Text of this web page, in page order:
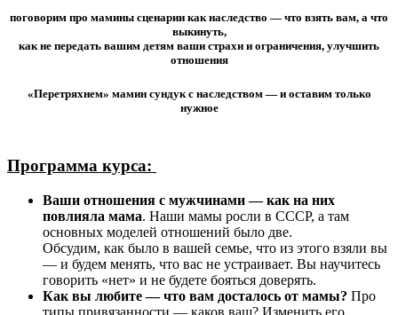
поговорим про мамины сценарии как наследство — что взять вам, а что
выкинуть,
как не передать вашим детям ваши страхи и ограничения, улучшить
отношения
«Перетряхнем» мамин сундук с наследством — и оставим только
нужное
Программа курса:
Ваши отношения с мужчинами — как на них
повлияла мама. Наши мамы росли в СССР, а там
основных моделей отношений было две.
Обсудим, как было в вашей семье, что из этого взяли вы
— и будем менять, что вас не устраивает. Вы научитесь
говорить «нет» и не будете бояться доверять.
Как вы любите — что вам досталось от мамы? Про
типы привязанности — каков ваш? Изменить его